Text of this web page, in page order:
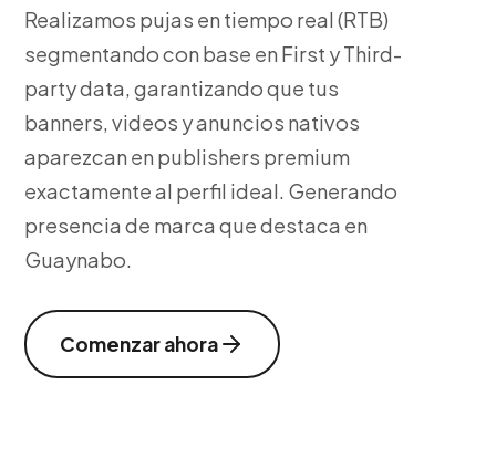
Realizamos pujas en tiempo real (RTB)
segmentando con base en First y Third-
party data, garantizando que tus
banners, videos y anuncios nativos
aparezcan en publishers premium
exactamente al perfil ideal. Generando
presencia de marca que destaca en
Guaynabo.
Comenzar ahora